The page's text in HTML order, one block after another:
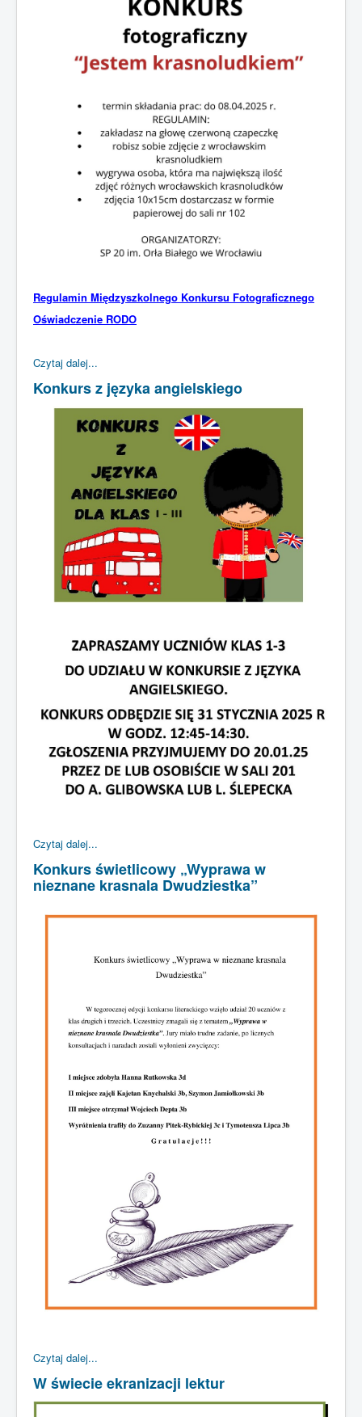
Regulamin Międzyszkolnego Konkursu Fotograficznego
Oświadczenie RODO
Czytaj dalej...
Konkurs z języka angielskiego
Czytaj dalej...
Konkurs świetlicowy „Wyprawa w
nieznane krasnala Dwudziestka”
Czytaj dalej...
W świecie ekranizacji lektur